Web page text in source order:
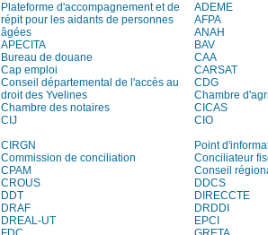
Plateforme d'accompagnement et de
répit pour les aidants de personnes
âgées
ADEME
AFPA
ANAH
APECITA
BAV
Bureau de douane
CAA
Cap emploi
CARSAT
Conseil départemental de l'accès au
droit des Yvelines
CDG
Chambre
Chambre des notaires
CICAS
CIJ
CIO
CIRGN
Point
Commission de conciliation
Conciliateur
CPAM
Conseil
CROUS
DDCS
DDT
DIRECCTE
DRAF
DRDDI
DREAL-UT
EPCI